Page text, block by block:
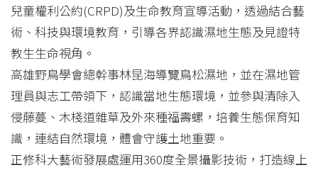
兒童權利公約(CRPD)及生命教育宣導活動，透過結合藝
術、科技與環境教育，引導各界認識濕地生態及見證特
教生生命視角。
高雄野鳥學會總幹事林昆海導覽鳥松濕地，並在濕地管
理員與志工帶領下，認識當地生態環境，並參與清除入
侵藤蔓、木棧道雜草及外來種福壽螺，培養生態保育知
識，連結自然環境，體會守護土地重要。
正修科大藝術發展處運用360度全景攝影技術，打造線上